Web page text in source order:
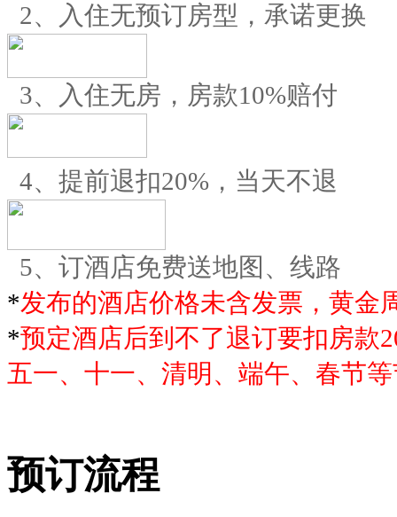
2、入住无预订房型，承诺更换
3、入住无房，房款10%赔付
4、提前退扣20%，当天不退
5、订酒店免费送地图、线路
*发布的酒店价格未含发票，黄金
*预定酒店后到不了退订要扣房款
五一、十一、清明、端午、春节
预订流程